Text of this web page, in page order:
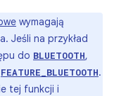
wymagają
Jeśli na przykład
do BLUETOOTH,
FEATURE_BLUETOOTH.
tej funkcji i